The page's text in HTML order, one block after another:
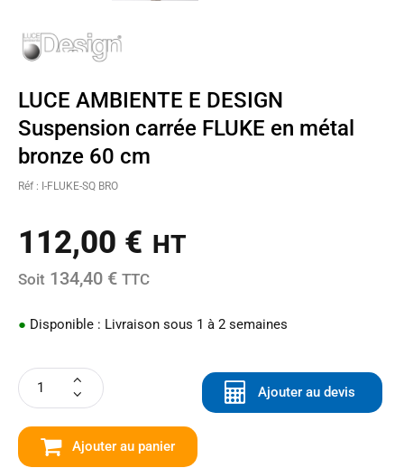
LUCE AMBIENTE E DESIGN
Suspension carrée FLUKE en métal
bronze 60 cm
Réf : I-FLUKE-SQ BRO
112,00 € HT
Soit 134,40 € TTC
● Disponible : Livraison sous 1 à 2 semaines
Ajouter au panier
Ajouter au devis